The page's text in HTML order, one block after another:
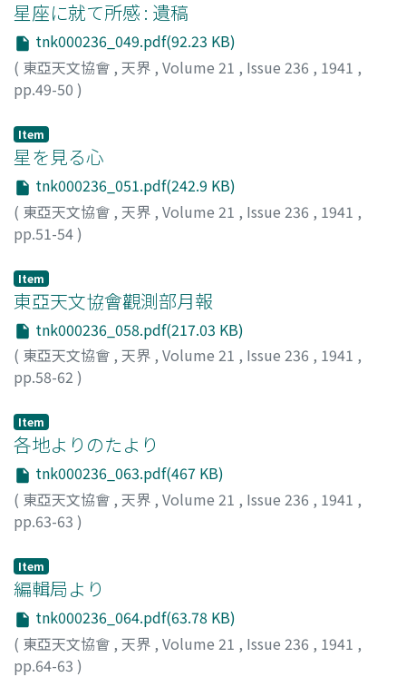
星座に就て所感 : 遺稿
tnk000236_049.pdf(92.23 KB)
( 東亞天文協會 , 天界 , Volume 21 , Issue 236 , 1941 ,
pp.49-50 )
Item
星を見る心
tnk000236_051.pdf(242.9 KB)
( 東亞天文協會 , 天界 , Volume 21 , Issue 236 , 1941 ,
pp.51-54)
Item
東亞天文協會觀測部月報
tnk000236_058.pdf(217.03 KB)
( 東亞天文協會 , 天界 , Volume 21 , Issue 236 , 1941 ,
pp.58-62 )
Item
各地よりのたより
tnk000236_063.pdf(467 KB)
( 東亞天文協會 , 天界 , Volume 21 , Issue 236 , 1941 ,
pp.63-63 )
Item
編輯局より
tnk000236_064.pdf(63.78 KB)
( 東亞天文協會 , 天界 , Volume 21 , Issue 236 , 1941 ,
pp.64-63 )